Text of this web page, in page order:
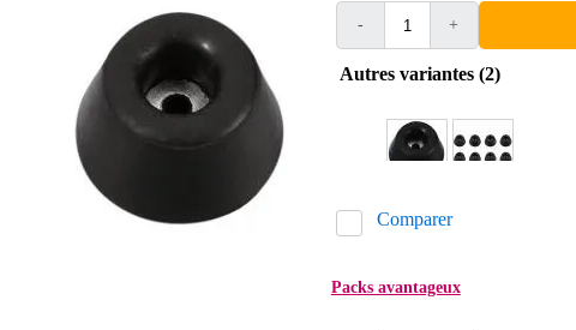
- +
Autres variantes (2)
Comparer
Packs avantageux